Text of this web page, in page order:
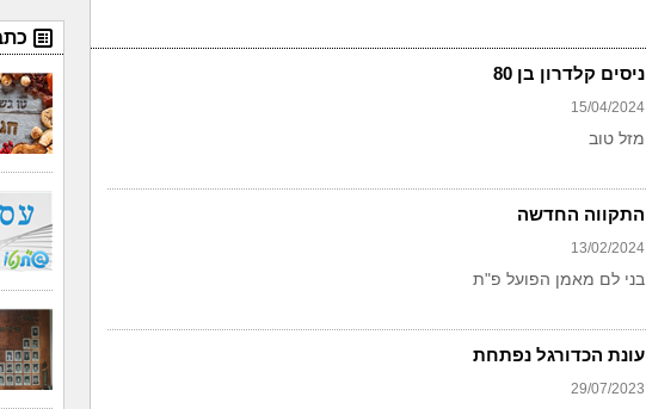
ניסים קלדרון בן 80
15/04/2024
מזל טוב
התקווה החדשה
13/02/2024
בני לם מאמן הפועל פ"ת
עונת הכדורגל נפתחת
29/07/2023